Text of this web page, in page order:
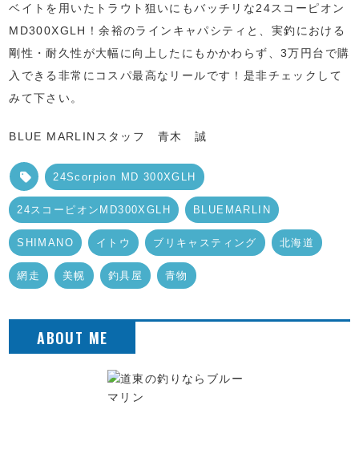
ベイトを用いたトラウト狙いにもバッチリな24スコーピオン
MD300XGLH！余裕のラインキャパシティと、実釣における
剛性・耐久性が大幅に向上したにもかかわらず、3万円台で購
入できる非常にコスパ最高なリールです！是非チェックして
みて下さい。
BLUE MARLINスタッフ 青木 誠
24Scorpion MD 300XGLH
24スコーピオンMD300XGLH BLUEMARLIN
SHIMANO イトウ ブリキャスティング 北海道
網走 美幌 釣具屋 青物